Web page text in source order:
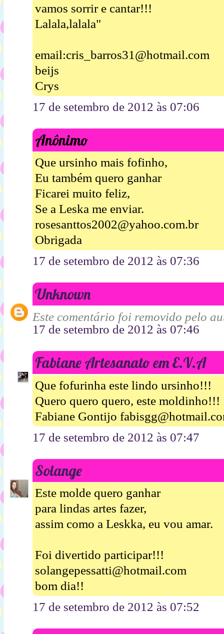
vamos sorrir e cantar!!!
Lalala,lalala"
email:cris_barros31@hotmail.com
beijs
Crys
17 de setembro de 2012 às 07:06
Anônimo
Que ursinho mais fofinho,
Eu também quero ganhar
Ficarei muito feliz,
Se a Leska me enviar.
rosesanttos2002@yahoo.com.br
Obrigada
17 de setembro de 2012 às 07:36
Unknown
Este comentário foi removido pelo
17 de setembro de 2012 às 07:46
Fabiane Artesanato em E.V.A
Que fofurinha este lindo ursinho!!!
Quero quero quero, este moldinho!!!
Fabiane Gontijo
17 de setembro de 2012 às 07:47
Solange
Este molde quero ganhar
para lindas artes fazer,
assim como a Leskka, eu vou amar.
Foi divertido participar!!!
solangepessatti@hotmail.com
bom dia!!
17 de setembro de 2012 às 07:52